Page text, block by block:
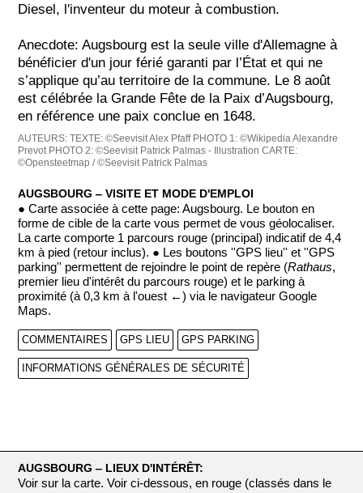
Diesel, l'inventeur du moteur à combustion.
Anecdote: Augsbourg est la seule ville d'Allemagne à
bénéficier d'un jour férié garanti par l’État et qui ne
s’applique qu’au territoire de la commune. Le 8 août
est célébrée la Grande Fête de la Paix d’Augsbourg,
en référence une paix conclue en 1648.
AUTEURS:TEXTE: ©Seevisit Alex Pfaff PHOTO 1: ©Wikipedia Alexandre
Prevot PHOTO 2: ©Seevisit Patrick Palmas - Illustration CARTE:
©Opensteetmap / ©Seevisit Patrick Palmas
AUGSBOURG ‒ VISITE ET MODE D'EMPLOI
● Carte associée à cette page: Augsbourg. Le bouton en
forme de cible de la carte vous permet de vous géolocaliser.
La carte comporte 1 parcours rouge (principal) indicatif de 4,4
km à pied (retour inclus). ● Les boutons ''GPS lieu'' et ''GPS
parking'' permettent de rejoindre le point de repère (Rathaus,
premier lieu d'intérêt du parcours rouge) et le parking à
proximité (à 0,3 km à l'ouest ←) via le navigateur Google
Maps.
COMMENTAIRES GPS LIEU GPS PARKING
INFORMATIONS GÉNÉRALES DE SÉCURITÉ
AUGSBOURG ‒ LIEUX D'INTÉRÊT:
Voir sur la carte. Voir ci-dessous, en rouge (classés dans le